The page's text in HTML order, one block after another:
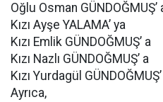
Oğlu Osman GÜNDOĞMUŞ’
Kızı Ayşe YALAMA’ ya
Kızı Emlik GÜNDOĞMUŞ’ a
Kızı Nazlı GÜNDOĞMUŞ’ a
Kızı Yurdagül
Ayrıca,